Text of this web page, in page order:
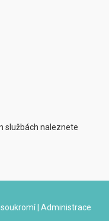
službách naleznete
| Administrace